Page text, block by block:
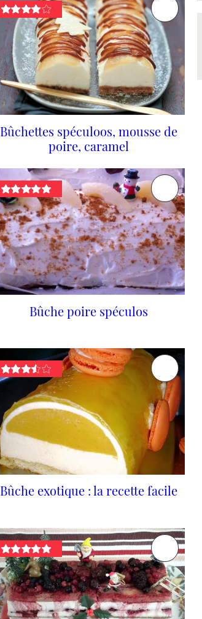
Bûchettes spéculoos, mousse de
poire, caramel
Bûche poire spéculos
Bûche exotique : la recette facile